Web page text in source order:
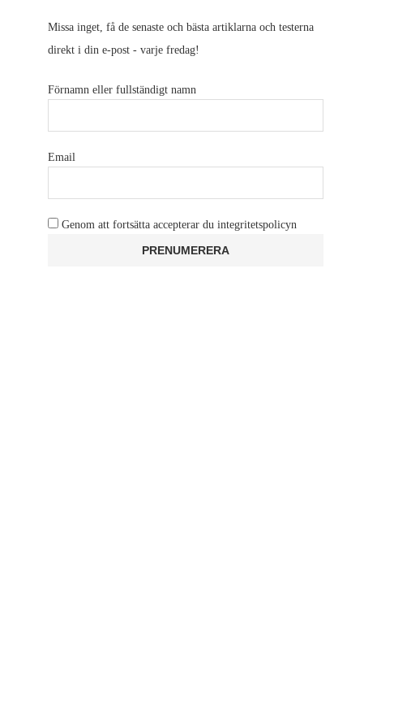
Missa inget, få de senaste och bästa artiklarna och testerna
direkt i din e-post - varje fredag!
Förnamn eller fullständigt namn
Email
Genom att fortsätta accepterar du integritetspolicyn